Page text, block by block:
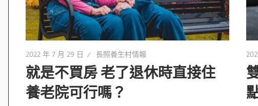
2022 年 7 月 29 日 長照養生村情報
就是不買房 老了退休時直接住
養老院可行嗎？